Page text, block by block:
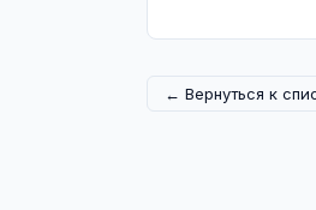
← Вернуться к